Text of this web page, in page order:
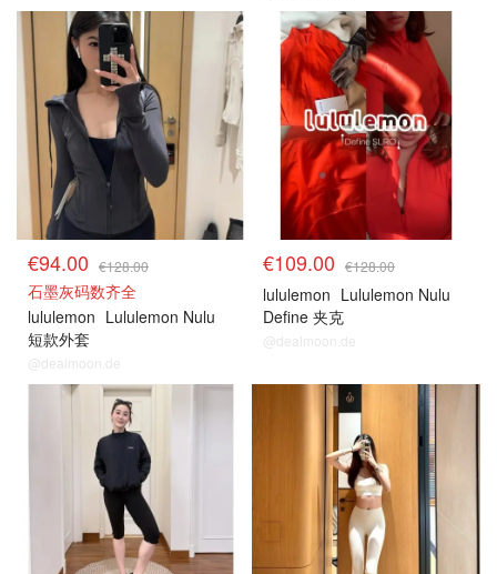
€94.00 €128.00
石墨灰码数齐全
lululemon Lululemon Nulu
短款外套
@dealmoon.de
€109.00 €128.00
lululemon Lululemon Nulu
Define 夹克
@dealmoon.de